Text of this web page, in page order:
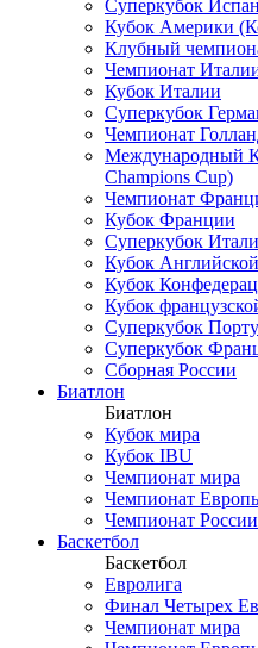
Суперкубок
Кубок Америки
Клубный
Чемпионат
Кубок Италии
Суперкубок
Чемпионат
Международный
Champions Cup)
Чемпионат
Кубок Франции
Суперкубок
Кубок
Кубок
Кубок
Суперкубок
Суперкубок
Сборная России
Биатлон
Биатлон
Кубок мира
Кубок IBU
Чемпионат мира
Чемпионат
Чемпионат России
Баскетбол
Баскетбол
Евролига
Финал Четырех
Чемпионат мира